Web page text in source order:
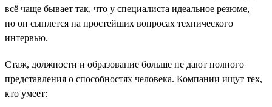
всё чаще бывает так, что у специалиста идеальное резюме,
но он сыплется на простейших вопросах технического
интервью.
Стаж, должности и образование больше не дают полного
представления о способностях человека. Компании ищут тех,
кто умеет: